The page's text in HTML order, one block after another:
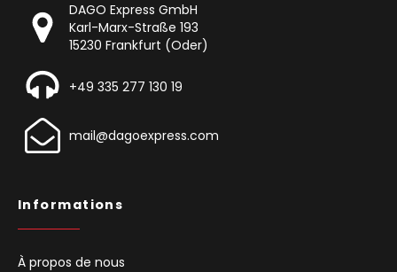
DAGO Express GmbH
Karl-Marx-Straße 193
15230 Frankfurt (Oder)
+49 335 277 130 19
mail@dagoexpress.com
Informations
À propos de nous